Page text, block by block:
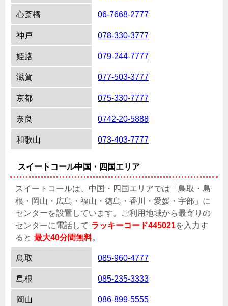
心斎橋 06-7668-2777
神戸 078-330-3777
姫路 079-244-7777
滋賀 077-503-3777
京都 075-330-7777
奈良 0742-20-5888
和歌山 073-403-7777
スイートコール中国・四国エリア
スイートコールは、中国・四国エリアでは「鳥取・島
根・岡山・広島・福山・徳島・香川・愛媛・宇部」に
センターを設置しています。ご利用地域から最寄りの
センターに電話して ラッキーコード445021を入力す
ると 最大40分間無料。
鳥取 085-960-4777
島根 085-235-3333
岡山 086-899-5555